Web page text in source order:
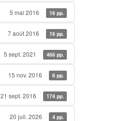
5 mai 2016 16 pp.
7 août 2016 16 pp.
5 sept. 2021 466 pp.
15 nov. 2016 6 pp.
21 sept. 2016 174 pp.
20 juil. 2026 4 pp.